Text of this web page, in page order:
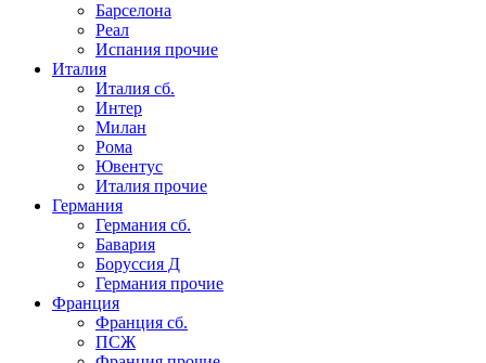
Барселона
Реал
Испания прочие
Италия
Италия сб.
Интер
Милан
Рома
Ювентус
Италия прочие
Германия
Германия сб.
Бавария
Боруссия Д
Германия прочие
Франция
Франция сб.
ПСЖ